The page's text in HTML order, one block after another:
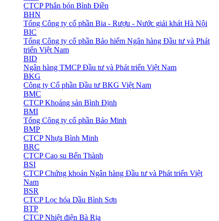
CTCP Phân bón Bình Điền
BHN
Tổng Công ty cổ phần Bia - Rượu - Nước giải khát Hà Nội
BIC
Tổng Công ty cổ phần Bảo hiểm Ngân hàng Đầu tư và Phát
triển Việt Nam
BID
Ngân hàng TMCP Đầu tư và Phát triển Việt Nam
BKG
Công ty Cổ phần Đầu tư BKG Việt Nam
BMC
CTCP Khoáng sản Bình Định
BMI
Tổng Công ty cổ phần Bảo Minh
BMP
CTCP Nhựa Bình Minh
BRC
CTCP Cao su Bến Thành
BSI
CTCP Chứng khoán Ngân hàng Đầu tư và Phát triển Việt
Nam
BSR
CTCP Lọc hóa Dầu Bình Sơn
BTP
CTCP Nhiệt điện Bà Rịa